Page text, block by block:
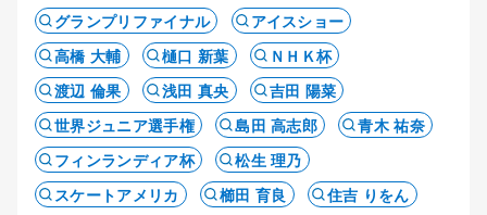
グランプリファイナル
アイスショー
高橋 大輔
樋口 新葉
ＮＨＫ杯
渡辺 倫果
浅田 真央
吉田 陽菜
世界ジュニア選手権
島田 高志郎
青木 祐奈
フィンランディア杯
松生 理乃
スケートアメリカ
櫛田 育良
住吉 りをん